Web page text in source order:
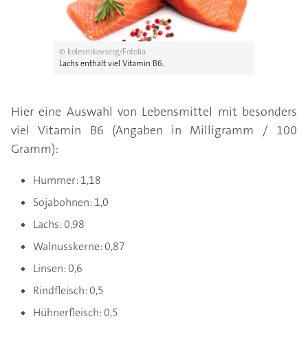
© kolesnikovserg/Fotolia
Lachs enthält viel Vitamin B6.
Hier eine Auswahl von Lebensmittel mit besonders
viel Vitamin B6 (Angaben in Milligramm / 100
Gramm):
Hummer: 1,18
Sojabohnen: 1,0
Lachs: 0,98
Walnusskerne: 0,87
Linsen: 0,6
Rindfleisch: 0,5
Hühnerfleisch: 0,5